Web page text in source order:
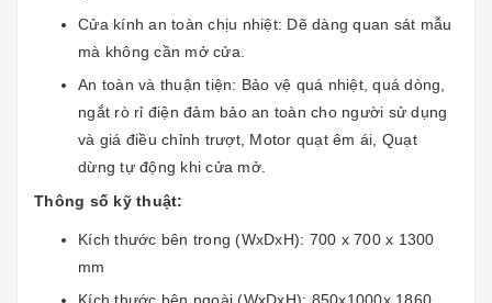
Cửa kính an toàn chịu nhiệt: Dẽ dàng quan sát mẫu
mà không cần mở cửa.
An toàn và thuận tiện: Bảo vệ quá nhiệt, quá dòng,
ngắt rò rỉ điện đảm bảo an toàn cho người sử dụng
và giá điều chỉnh trượt, Motor quạt êm ái, Quạt
dừng tự động khi cửa mở.
Thông số kỹ thuật:
Kích thước bên trong (WxDxH): 700 x 700 x 1300
mm